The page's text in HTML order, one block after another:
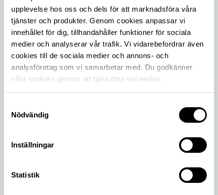
upplevelse hos oss och dels för att marknadsföra våra
tjänster och produkter. Genom cookies anpassar vi
innehållet för dig, tillhandahåller funktioner för sociala
medier och analyserar vår trafik. Vi vidarebefordrar även
cookies till de sociala medier och annons- och
analysföretag som vi samarbetar med. Du godkänner
våra cookies genom att göra dina val nedan.
Nödvändig
Inställningar
Statistik
Carl Larsson-gården
Välkommen till Lilla Hyttnäs i Dalarna. Medlemmar
får en gåva vid köp av entrébiljett.
10 kr